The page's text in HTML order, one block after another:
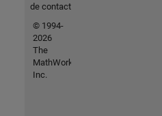
de contacto
© 1994-
2026
The
MathWorks,
Inc.